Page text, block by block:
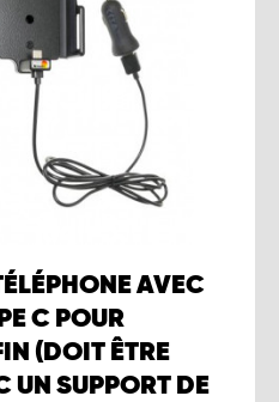
AVEC
C POUR
(DOIT ÊTRE
UN SUPPORT DE